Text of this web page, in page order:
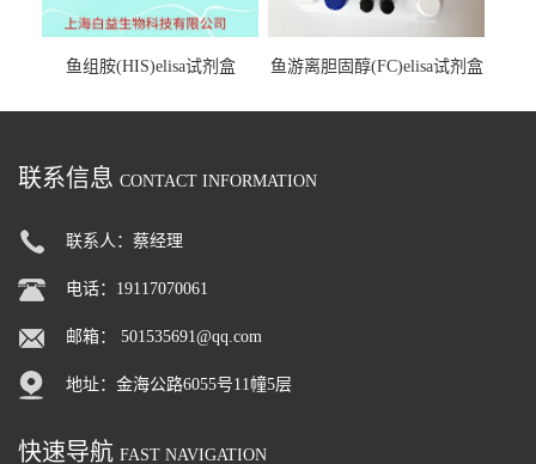
鱼组胺(HIS)elisa试剂盒 鱼游离胆固醇(FC)elisa试剂盒
联系信息 CONTACT INFORMATION
联系人：蔡经理
电话：19117070061
邮箱： 501535691@qq.com
地址：金海公路6055号11幢5层
快速导航 FAST NAVIGATION